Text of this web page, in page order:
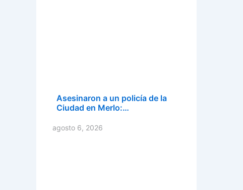
Asesinaron a un policía de la
Ciudad en Merlo:…
agosto 6, 2026